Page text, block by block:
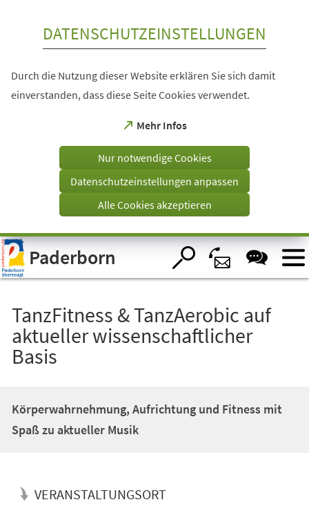
Visuelle
Assistenzsoftware
öffnen.
DATENSCHUTZEINSTELLUNGEN
Durch die Nutzung dieser Website erklären Sie sich damit
einverstanden, dass diese Seite Cookies verwendet.
Mehr Infos
(Öffnet
einem
Tab)
Nur notwendige Cookies
Datenschutzeinstellungen anpassen
Alle Cookies akzeptieren
Paderborn
TanzFitness & TanzAerobic auf
aktueller wissenschaftlicher
Basis
Körperwahrnehmung, Aufrichtung und Fitness mit
Spaß zu aktueller Musik
VERANSTALTUNGSORT